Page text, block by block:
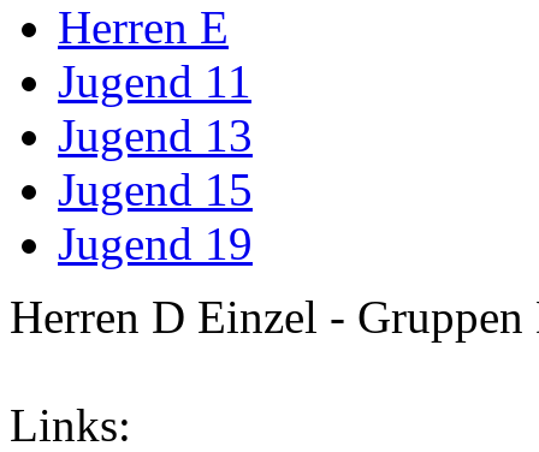
Herren E
Jugend 11
Jugend 13
Jugend 15
Jugend 19
Herren D Einzel - Gruppen
Links: